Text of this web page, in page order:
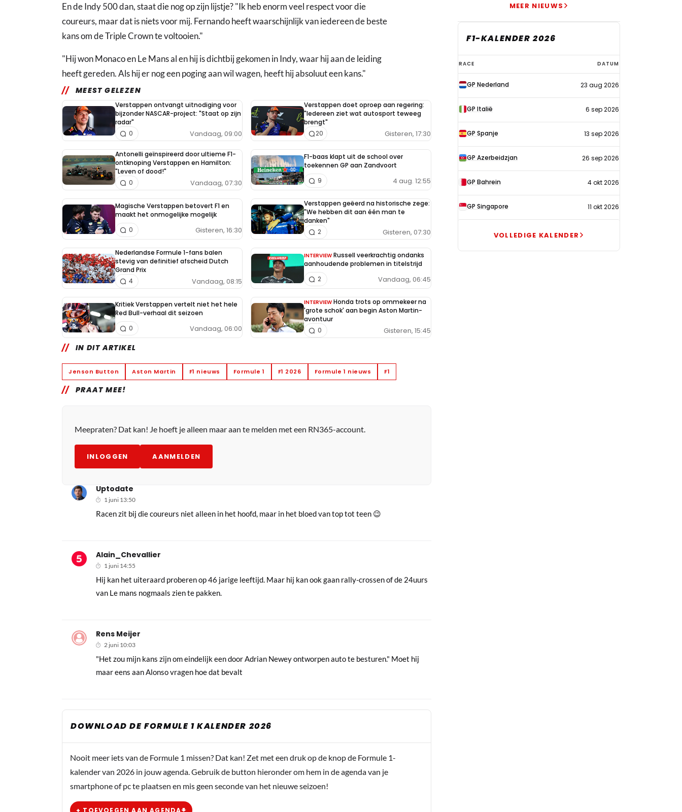
En de Indy 500 dan, staat die nog op zijn lijstje? "Ik heb enorm veel respect voor die
coureurs, maar dat is niets voor mij. Fernando heeft waarschijnlijk van iedereen de beste
kans om de Triple Crown te voltooien."
"Hij won Monaco en Le Mans al en hij is dichtbij gekomen in Indy, waar hij aan de leiding
heeft gereden. Als hij er nog een poging aan wil wagen, heeft hij absoluut een kans."
MEEST GELEZEN
Verstappen ontvangt uitnodiging voor
bijzonder NASCAR-project: "Staat op zijn
radar"
Vandaag, 09:00
0
Verstappen doet oproep aan regering:
"Iedereen ziet wat autosport teweeg
brengt"
Gisteren, 17:30
20
Antonelli geïnspireerd door ultieme F1-
ontknoping Verstappen en Hamilton:
"Leven of dood!"
Vandaag, 07:30
0
F1-baas klapt uit de school over
toekennen GP aan Zandvoort
4 aug. 12:55
9
Magische Verstappen betovert F1 en
maakt het onmogelijke mogelijk
Gisteren, 16:30
0
Verstappen geëerd na historische zege:
"We hebben dit aan één man te
danken"
Gisteren, 07:30
2
Nederlandse Formule 1-fans balen
stevig van definitief afscheid Dutch
Grand Prix
Vandaag, 08:15
4
INTERVIEW Russell veerkrachtig ondanks
aanhoudende problemen in titelstrijd
Vandaag, 06:45
2
Kritiek Verstappen vertelt niet het hele
Red Bull-verhaal dit seizoen
Vandaag, 06:00
0
INTERVIEW Honda trots op ommekeer na
'grote schok' aan begin Aston Martin-
avontuur
Gisteren, 15:45
0
IN DIT ARTIKEL
Jenson Button Aston Martin F1 nieuws Formule 1 F1 2026 Formule 1 nieuws F1
PRAAT MEE!
Meepraten? Dat kan! Je hoeft je alleen maar aan te melden met een RN365-account.
INLOGGEN AANMELDEN
Uptodate
1 juni 13:50
Racen zit bij die coureurs niet alleen in het hoofd, maar in het bloed van top tot teen 😉
Alain_Chevallier
1 juni 14:55
Hij kan het uiteraard proberen op 46 jarige leeftijd. Maar hij kan ook gaan rally-crossen of de 24uurs
van Le mans nogmaals zien te pakken.
Rens Meijer
2 juni 10:03
"Het zou mijn kans zijn om eindelijk een door Adrian Newey ontworpen auto te besturen." Moet hij
maar eens aan Alonso vragen hoe dat bevalt
DOWNLOAD DE FORMULE 1 KALENDER 2026
Nooit meer iets van de Formule 1 missen? Dat kan! Zet met een druk op de knop de Formule 1-
kalender van 2026 in jouw agenda. Gebruik de button hieronder om hem in de agenda van je
smartphone of pc te plaatsen en mis geen seconde van het nieuwe seizoen!
+ TOEVOEGEN AAN AGENDA
MEER NIEUWS
F1-KALENDER 2026
F1-
kalender
2026
RACE DATUM
GP Nederland 23 aug 2026
GP Italië 6 sep 2026
GP Spanje 13 sep 2026
GP Azerbeidzjan 26 sep 2026
GP Bahrein 4 okt 2026
GP Singapore 11 okt 2026
VOLLEDIGE KALENDER